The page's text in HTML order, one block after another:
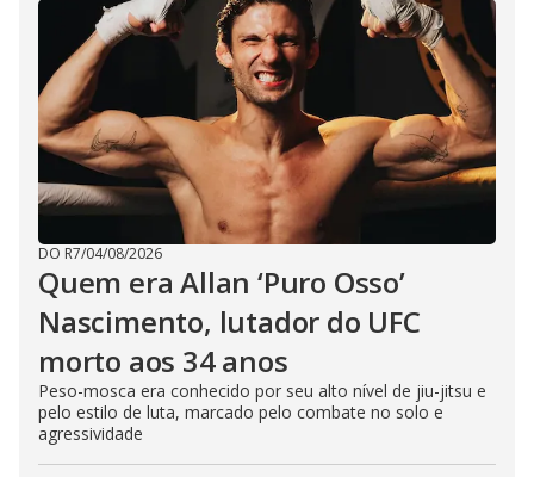
DO R7/04/08/2026
Quem era Allan ‘Puro Osso’
Nascimento, lutador do UFC
morto aos 34 anos
Peso-mosca era conhecido por seu alto nível de jiu-jitsu e
pelo estilo de luta, marcado pelo combate no solo e
agressividade